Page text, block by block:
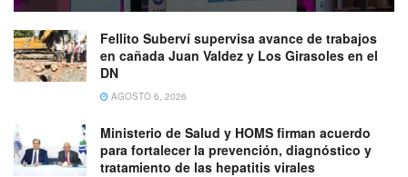
Fellito Suberví supervisa avance de trabajos
en cañada Juan Valdez y Los Girasoles en el
DN
AGOSTO 6, 2026
Ministerio de Salud y HOMS firman acuerdo
para fortalecer la prevención, diagnóstico y
tratamiento de las hepatitis virales